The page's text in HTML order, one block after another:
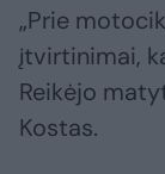
„Prie
įtvirtinimai,
Reikėjo
Kostas.